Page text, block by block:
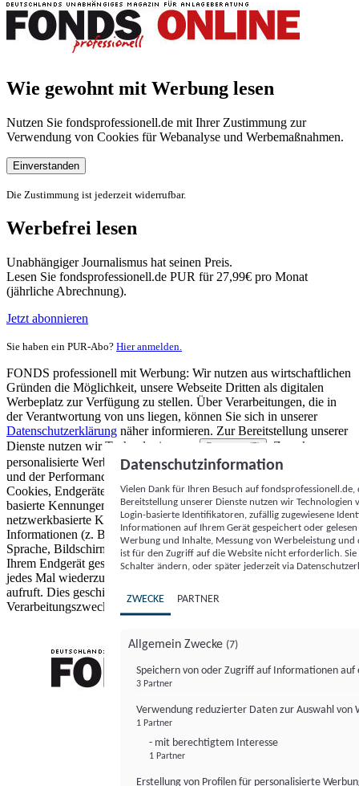
Wie gewohnt mit Werbung lesen
Nutzen Sie fondsprofessionell.de mit Ihrer Zustimmung zur
Verwendung von Cookies für Webanalyse und Werbemaßnahmen.
Einverstanden
Die Zustimmung ist jederzeit widerrufbar.
Werbefrei lesen
Unabhängiger Journalismus hat seinen Preis.
Lesen Sie fondsprofessionell.de PUR für 27,99€ pro Monat
(jährliche Abrechnung).
Jetzt abonnieren
Sie haben ein PUR-Abo? Hier anmelden.
FONDS professionell mit Werbung: Wir nutzen aus wirtschaftlichen
Gründen die Möglichkeit, unsere Webseite Dritten als digitalen
Werbeplatz zur Verfügung zu stellen. Über Verarbeitungen, die in
der Verantwortung von uns liegen, können Sie sich in unserer
Datenschutzerklärung näher informieren. Zur Bereitstellung unserer
Dienste nutzen wir Technologien von
Partnern (5)
. Zwecke:
personalisierte Werbung und Inhalte, Messung von Werbeleistung
und der Performance von Inhalten sowie Zielgruppenforschung.
Cookies, Endgeräte- oder ähnliche Online-Kennungen (z. B. login-
basierte Kennungen, zufällig generierte Kennungen,
netzwerkbasierte Kennungen) können zusammen mit anderen
Informationen (z. B. Browsertyp und Browserinformationen,
Sprache, Bildschirmgröße, unterstützte Technologien usw.) auf
Ihrem Endgerät gespeichert oder von dort ausgelesen werden, um es
jedes Mal wiederzuerkennen, wenn es eine App oder einer Webseite
aufruft. Dies geschieht für einen oder mehrere der hier aufgeführten
Verarbeitungszwecke.
Datenschutzinformation
Vielen Dank für Ihren Besuch auf
Bereitstellung unserer Dienste nutzen wir Technologien
Login-basierte Identifikatoren, zufällig zugewiesene
Informationen auf Ihrem Gerät gespeichert oder
Werbung und Inhalte, Messung von Werbeleistung
ist für den Zugriff auf die Website nicht erforderlich.
Schalter ändern, oder später jederzeit via
ZWECKE PARTNER
Allgemein Zwecke (7)
Speichern von oder Zugriff auf Informationen auf
3 Partner
Verwendung reduzierter Daten zur Auswahl von
1 Partner
- mit berechtigtem Interesse
1 Partner
Erstellung von Profilen für personalisierte
FONDS professionell